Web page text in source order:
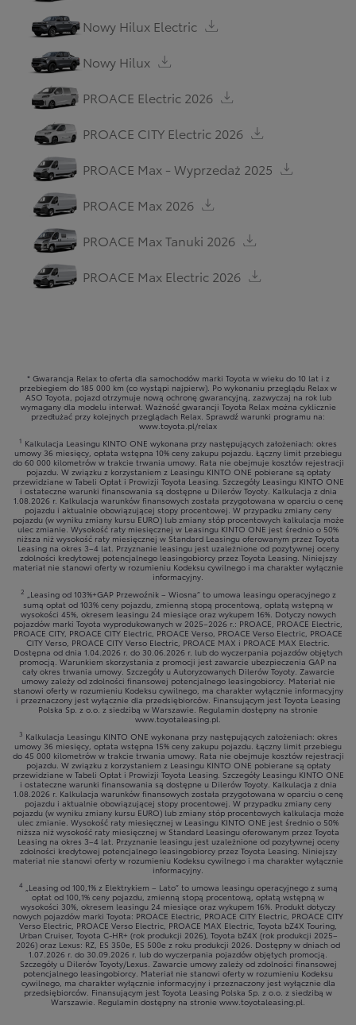
Nowy Hilux Electric
Nowy Hilux
PROACE Electric 2026
PROACE CITY Electric 2026
PROACE Max - Wyprzedaż 2025
PROACE Max 2026
PROACE Max Tanuki 2026
PROACE Max Electric 2026
* Gwarancja Relax to oferta dla samochodów marki Toyota w wieku do 10 lat i z
przebiegiem do 185 000 km (co wystąpi najpierw). Po wykonaniu przeglądu Relax w
ASO Toyota, pojazd otrzymuje nową ochronę gwarancyjną, zazwyczaj na rok lub
wymagany dla modelu interwał. Ważność gwarancji Toyota Relax można cyklicznie
przedłużać przy kolejnych przeglądach Relax. Sprawdź warunki programu na:
www.toyota.pl/relax
1 Kalkulacja Leasingu KINTO ONE wykonana przy następujących założeniach: okres
umowy 36 miesięcy, opłata wstępna 10% ceny zakupu pojazdu. Łączny limit przebiegu
do 60 000 kilometrów w trakcie trwania umowy. Rata nie obejmuje kosztów rejestracji
pojazdu. W związku z korzystaniem z Leasingu KINTO ONE pobierane są opłaty
przewidziane w Tabeli Opłat i Prowizji Toyota Leasing. Szczegóły Leasingu KINTO ONE
i ostateczne warunki finansowania są dostępne u Dilerów Toyoty. Kalkulacja z dnia
1.08.2026 r. Kalkulacja warunków finansowych została przygotowana w oparciu o cenę
pojazdu i aktualnie obowiązującej stopy procentowej. W przypadku zmiany ceny
pojazdu (w wyniku zmiany kursu EURO) lub zmiany stóp procentowych kalkulacja może
ulec zmianie. Wysokość raty miesięcznej w Leasingu KINTO ONE jest średnio o 50%
niższa niż wysokość raty miesięcznej w Standard Leasingu oferowanym przez Toyota
Leasing na okres 3–4 lat. Przyznanie leasingu jest uzależnione od pozytywnej oceny
zdolności kredytowej potencjalnego leasingobiorcy przez Toyota Leasing. Niniejszy
materiał nie stanowi oferty w rozumieniu Kodeksu cywilnego i ma charakter wyłącznie
informacyjny.
2 „Leasing od 103%+GAP Przewoźnik – Wiosna” to umowa leasingu operacyjnego z
sumą opłat od 103% ceny pojazdu, zmienną stopą procentową, opłatą wstępną w
wysokości 45%, okresem leasingu 24 miesiące oraz wykupem 16%. Dotyczy nowych
pojazdów marki Toyota wyprodukowanych w 2025–2026 r.: PROACE, PROACE Electric,
PROACE CITY, PROACE CITY Electric, PROACE Verso, PROACE Verso Electric, PROACE
CITY Verso, PROACE CITY Verso Electric, PROACE MAX i PROACE MAX Electric.
Dostępna od dnia 1.04.2026 r. do 30.06.2026 r. lub do wyczerpania pojazdów objętych
promocją. Warunkiem skorzystania z promocji jest zawarcie ubezpieczenia GAP na
cały okres trwania umowy. Szczegóły u Autoryzowanych Dilerów Toyoty. Zawarcie
umowy zależy od zdolności finansowej potencjalnego leasingobiorcy. Materiał nie
stanowi oferty w rozumieniu Kodeksu cywilnego, ma charakter wyłącznie informacyjny
i przeznaczony jest wyłącznie dla przedsiębiorców. Finansującym jest Toyota Leasing
Polska Sp. z o.o. z siedzibą w Warszawie. Regulamin dostępny na stronie
www.toyotaleasing.pl.
3 Kalkulacja Leasingu KINTO ONE wykonana przy następujących założeniach: okres
umowy 36 miesięcy, opłata wstępna 15% ceny zakupu pojazdu. Łączny limit przebiegu
do 45 000 kilometrów w trakcie trwania umowy. Rata nie obejmuje kosztów rejestracji
pojazdu. W związku z korzystaniem z Leasingu KINTO ONE pobierane są opłaty
przewidziane w Tabeli Opłat i Prowizji Toyota Leasing. Szczegóły Leasingu KINTO ONE
i ostateczne warunki finansowania są dostępne u Dilerów Toyoty. Kalkulacja z dnia
1.08.2026 r. Kalkulacja warunków finansowych została przygotowana w oparciu o cenę
pojazdu i aktualnie obowiązującej stopy procentowej. W przypadku zmiany ceny
pojazdu (w wyniku zmiany kursu EURO) lub zmiany stóp procentowych kalkulacja może
ulec zmianie. Wysokość raty miesięcznej w Leasingu KINTO ONE jest średnio o 50%
niższa niż wysokość raty miesięcznej w Standard Leasingu oferowanym przez Toyota
Leasing na okres 3–4 lat. Przyznanie leasingu jest uzależnione od pozytywnej oceny
zdolności kredytowej potencjalnego leasingobiorcy przez Toyota Leasing. Niniejszy
materiał nie stanowi oferty w rozumieniu Kodeksu cywilnego i ma charakter wyłącznie
informacyjny.
4 „Leasing od 100,1% z Elektrykiem – Lato” to umowa leasingu operacyjnego z sumą
opłat od 100,1% ceny pojazdu, zmienną stopą procentową, opłatą wstępną w
wysokości 30%, okresem leasingu 24 miesiące oraz wykupem 16%. Produkt dotyczy
nowych pojazdów marki Toyota: PROACE Electric, PROACE CITY Electric, PROACE CITY
Verso Electric, PROACE Verso Electric, PROACE MAX Electric, Toyota bZ4X Touring,
Urban Cruiser, Toyota C-HR+ (rok produkcji 2026), Toyota bZ4X (rok produkcji 2025–
2026) oraz Lexus: RZ, ES 350e, ES 500e z roku produkcji 2026. Dostępny w dniach od
1.07.2026 r. do 30.09.2026 r. lub do wyczerpania pojazdów objętych promocją.
Szczegóły u Dilerów Toyoty/Lexus. Zawarcie umowy zależy od zdolności finansowej
potencjalnego leasingobiorcy. Materiał nie stanowi oferty w rozumieniu Kodeksu
cywilnego, ma charakter wyłącznie informacyjny i przeznaczony jest wyłącznie dla
przedsiębiorców. Finansującym jest Toyota Leasing Polska Sp. z o.o. z siedzibą w
Warszawie. Regulamin dostępny na stronie www.toyotaleasing.pl.